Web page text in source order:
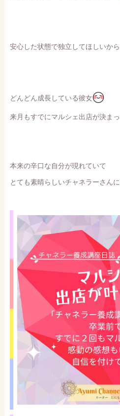
安心した状態で独立してほしいか
どんどん成長している彼女
来月もすでにマルシェ出店が決ま
本来の辛口な自分が現れていて
とても素晴らしいチャネラーさん